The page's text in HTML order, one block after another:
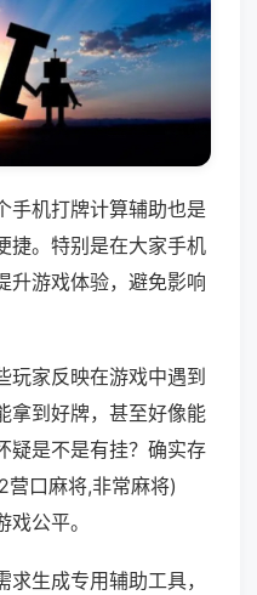
手机打牌计算辅助也是
捷。特别是在大家手机
升游戏体验，避免影响
玩家反映在游戏中遇到
拿到好牌，甚至好像能
疑是不是有挂？确实存
口麻将,非常麻将)
公平。
生成专用辅助工具，